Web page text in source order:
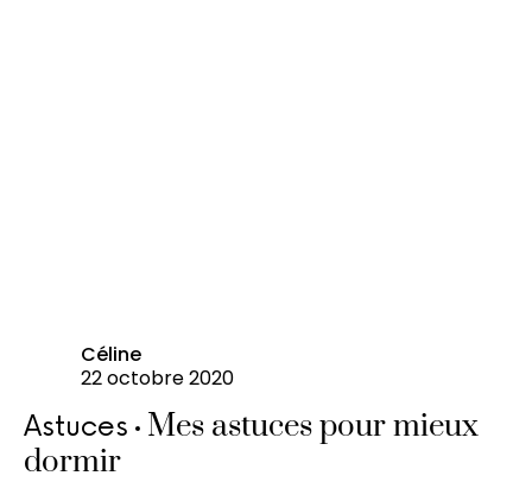
Céline
22 octobre 2020
Astuces
Mes astuces pour mieux
dormir